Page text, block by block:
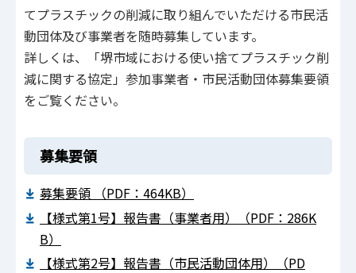
てプラスチックの削減に取り組んでいただける市民活
動団体及び事業者を随時募集しています。
詳しくは、「堺市域における使い捨てプラスチック削
減に関する協定」参加事業者・市民活動団体募集要領
をご覧ください。
募集要領
募集要領 （PDF：464KB）
【様式第1号】報告書（事業者用）（PDF：286K
B）
【様式第2号】報告書（市民活動団体用）（PD